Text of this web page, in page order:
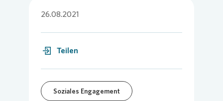
26.08.2021
Teilen
Soziales Engagement